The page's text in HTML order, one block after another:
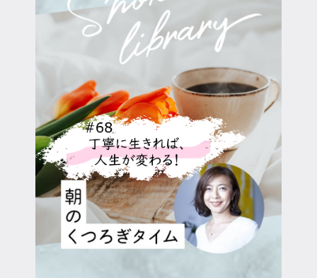
ログイン
会員規約について
クラス参加にあたっての同意書
特定商取引にかかわる表示
プライバシーポリシー